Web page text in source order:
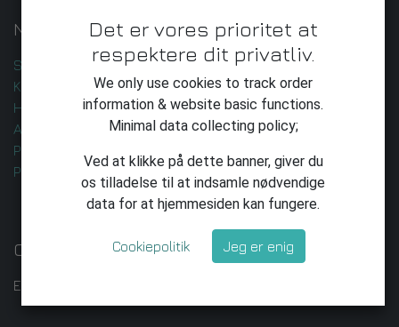
Nyttige Links
Startside
Kontakt os
Handelsbetingelser
AI-udvikling og -leverance
Privatlivspolitik
Privatliv
Om os
Enkeltmandsvirksomhed med ambitioner.
Det er vores prioritet at
respektere dit privatliv.
We only use cookies to track order
information & website basic functions.
Minimal data collecting policy;
Ved at klikke på dette banner, giver du
os tilladelse til at indsamle nødvendige
data for at hjemmesiden kan fungere.
Cookiepolitik Jeg er enig